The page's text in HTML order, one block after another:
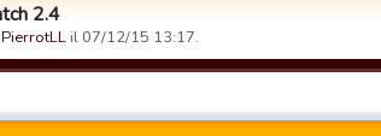
2.4
PierrotLL il 07/12/15 13:17.